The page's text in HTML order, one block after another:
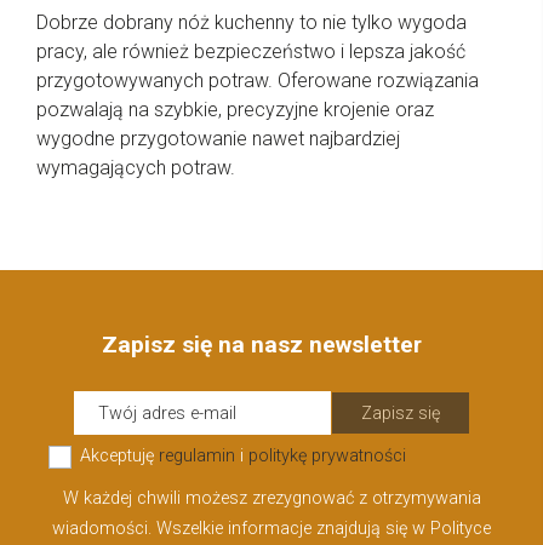
Dobrze dobrany nóż kuchenny to nie tylko wygoda
pracy, ale również bezpieczeństwo i lepsza jakość
przygotowywanych potraw. Oferowane rozwiązania
pozwalają na szybkie, precyzyjne krojenie oraz
wygodne przygotowanie nawet najbardziej
wymagających potraw.
Zapisz się na nasz newsletter
Zapisz się
Akceptuję regulamin i politykę prywatności
W każdej chwili możesz zrezygnować z otrzymywania
wiadomości. Wszelkie informacje znajdują się w Polityce